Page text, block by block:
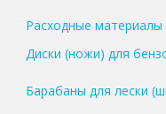
Расходные материалы
Диски (ножи) для
Барабаны для лески